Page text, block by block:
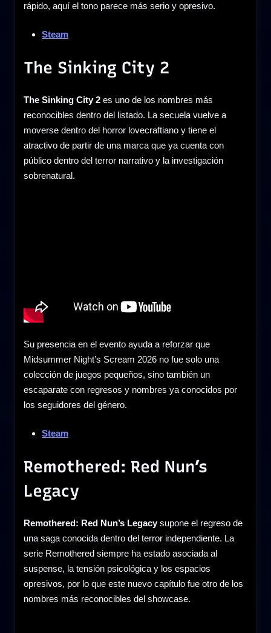
rápido, aquí el tono parece más serio y opresivo.
Steam
The Sinking City 2
The Sinking City 2 es uno de los nombres más
reconocibles dentro del listado. La secuela vuelve a
moverse dentro del horror lovecraftiano y tiene el
atractivo de partir de una marca que ya cuenta con
público dentro del terror narrativo y la investigación
sobrenatural.
Su presencia en el evento ayuda a reforzar que
Midsummer Night’s Scream 2026 no fue solo una
colección de juegos pequeños, sino también un
escaparate con regresos y nombres ya conocidos por
los seguidores del género.
Steam
Remothered: Red Nun’s
Legacy
Remothered: Red Nun’s Legacysupone el regreso de
una saga conocida dentro del terror independiente. La
serie Remothered siempre ha estado asociada al
suspense, la tensión psicológica y los espacios
opresivos, por lo que este nuevo capítulo fue otro de los
nombres más reconocibles del showcase.